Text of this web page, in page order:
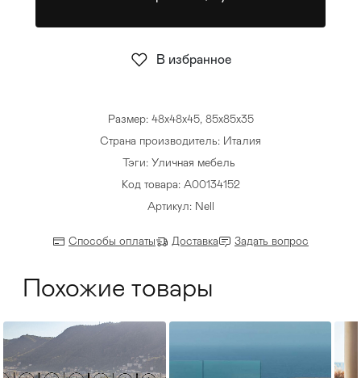
Стулья >
Размер: 48х48х45, 85х85х35
Страна производитель: Италия
Тэги: Уличная мебель
Код товара: А00134152
Артикул: Nell
Способы оплаты Доставка Задать вопрос
В избранное
Похожие товары